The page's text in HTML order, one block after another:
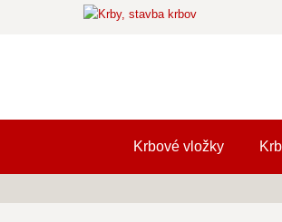
Krbové vložky